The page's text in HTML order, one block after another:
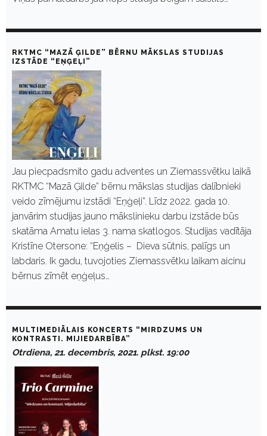
RKTMC “MAZĀ ĢILDE” BĒRNU MĀKSLAS STUDIJAS
IZSTĀDE “EŅĢEĻI”
Jau piecpadsmito gadu adventes un Ziemassvētku laikā
RKTMC “Mazā Ģilde” bērnu mākslas studijas dalībnieki
veido zīmējumu izstādi “Eņģeļi”. Līdz 2022. gada 10.
janvārim studijas jauno mākslinieku darbu izstāde būs
skatāma Amatu ielas 3. nama skatlogos. Studijas vadītāja
Kristīne Otersone: “Eņģelis – Dieva sūtnis, palīgs un
labdaris. Ik gadu, tuvojoties Ziemassvētku laikam aicinu
bērnus zīmēt eņģeļus…
MULTIMEDIĀLAIS KONCERTS “MIRDZUMS UN
KONTRASTI. MIJIEDARBĪBA”
Otrdiena, 21. decembris, 2021. plkst. 19:00